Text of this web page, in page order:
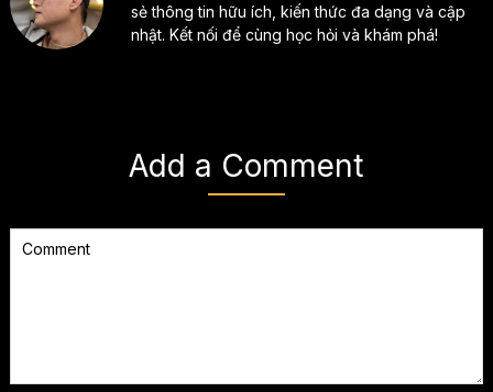
sẻ thông tin hữu ích, kiến thức đa dạng và cập
nhật. Kết nối để cùng học hỏi và khám phá!
Add a Comment